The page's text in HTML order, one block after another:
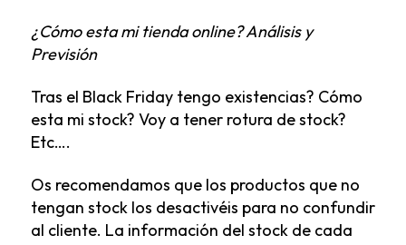
¿Cómo esta mi tienda online? Análisis y
Previsión
Tras el Black Friday tengo existencias? Cómo
esta mi stock? Voy a tener rotura de stock?
Etc….
Os recomendamos que los productos que no
tengan stock los desactivéis para no confundir
al cliente. La información del stock de cada